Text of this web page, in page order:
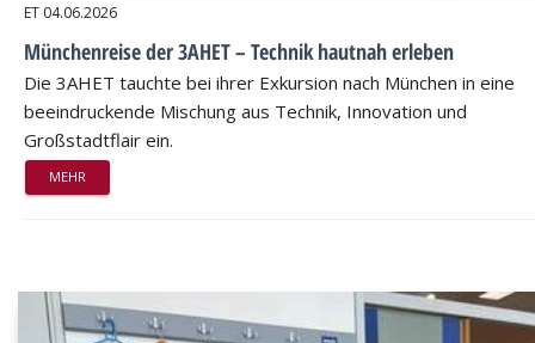
ET 04.06.2026
Münchenreise der 3AHET – Technik hautnah erleben
Die 3AHET tauchte bei ihrer Exkursion nach München in eine
beeindruckende Mischung aus Technik, Innovation und
Großstadtflair ein.
MEHR